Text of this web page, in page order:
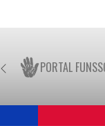
PORTAL